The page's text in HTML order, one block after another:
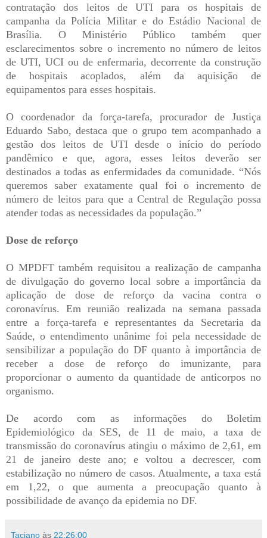
contratação dos leitos de UTI para os hospitais de
campanha da Polícia Militar e do Estádio Nacional de
Brasília. O Ministério Público também quer
esclarecimentos sobre o incremento no número de leitos
de UTI, UCI ou de enfermaria, decorrente da construção
de hospitais acoplados, além da aquisição de
equipamentos para esses hospitais.
O coordenador da força-tarefa, procurador de Justiça
Eduardo Sabo, destaca que o grupo tem acompanhado a
gestão dos leitos de UTI desde o início do período
pandêmico e que, agora, esses leitos deverão ser
destinados a todas as enfermidades da comunidade. “Nós
queremos saber exatamente qual foi o incremento de
número de leitos para que a Central de Regulação possa
atender todas as necessidades da população.”
Dose de reforço
O MPDFT também requisitou a realização de campanha
de divulgação do governo local sobre a importância da
aplicação de dose de reforço da vacina contra o
coronavírus. Em reunião realizada na semana passada
entre a força-tarefa e representantes da Secretaria da
Saúde, o entendimento unânime foi pela necessidade de
sensibilizar a população do DF quanto à importância de
receber a dose de reforço do imunizante, para
proporcionar o aumento da quantidade de anticorpos no
organismo.
De acordo com as informações do Boletim
Epidemiológico da SES, de 11 de maio, a taxa de
transmissão do coronavírus atingiu o máximo de 2,61, em
21 de janeiro deste ano; e voltou a decrescer, com
estabilização no número de casos. Atualmente, a taxa está
em 1,22, o que aumenta a preocupação quanto à
possibilidade de avanço da epidemia no DF.
Taciano às 22:26:00